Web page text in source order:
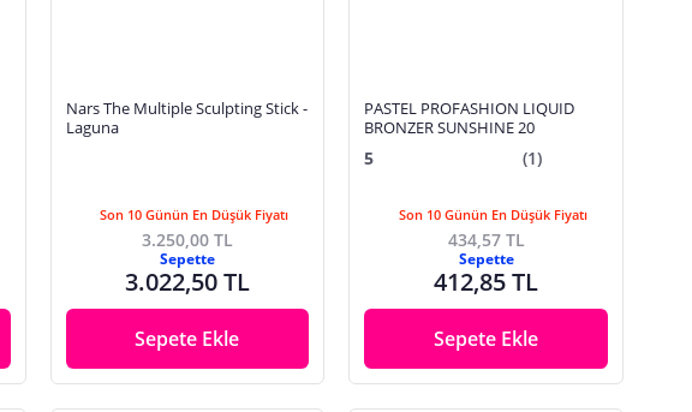
Nars The Multiple Sculpting Stick -
Laguna
Son 10 Günün En Düşük Fiyatı
3.250,00 TL
Sepette
3.022,50 TL
Sepete Ekle
PASTEL PROFASHION LIQUID
BRONZER SUNSHINE 20
5 (1)
Son 10 Günün En Düşük Fiyatı
434,57 TL
Sepette
412,85 TL
Sepete Ekle